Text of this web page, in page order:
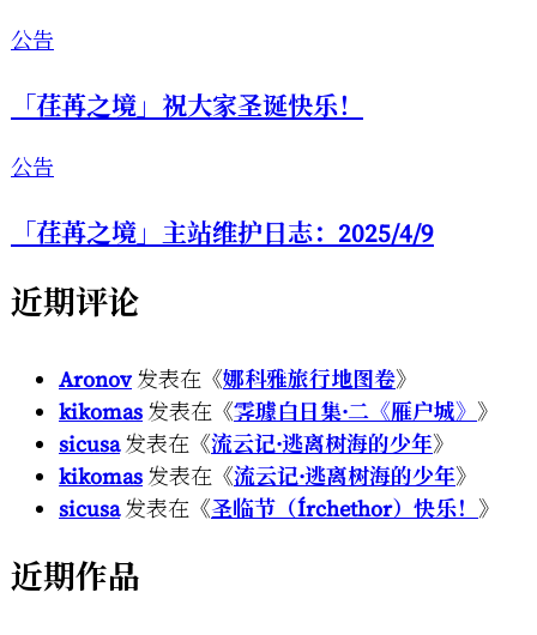
公告
「荏苒之境」祝大家圣诞快乐！
公告
「荏苒之境」主站维护日志：2025/4/9
近期评论
Aronov发表在《娜科雅旅行地图卷》
kikomas发表在《霁璩白日集·二《雁户城》 》
sicusa发表在《流云记·逃离树海的少年》
kikomas发表在《流云记·逃离树海的少年》
sicusa发表在《圣临节（Írchethor）快乐！ 》
近期作品